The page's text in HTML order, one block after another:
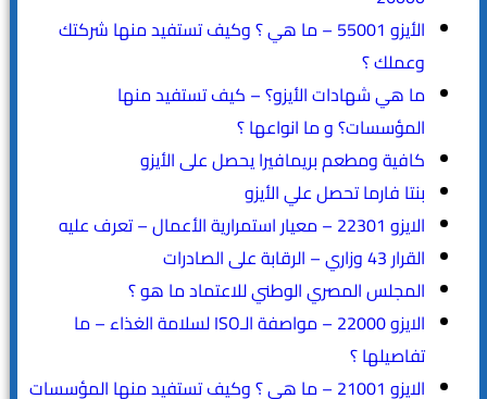
الأيزو 55001 – ما هي ؟ وكيف تستفيد منها شركتك
وعملك ؟
ما هي شهادات الأيزو؟ – كيف تستفيد منها
المؤسسات؟ و ما انواعها ؟
كافية ومطعم بريمافيرا يحصل على الأيزو
بنتا فارما تحصل علي الأيزو
الايزو 22301 – معيار استمرارية الأعمال – تعرف عليه
القرار 43 وزاري – الرقابة على الصادرات
المجلس المصري الوطني للاعتماد ما هو ؟
الايزو 22000 – مواصفة الـISO لسلامة الغذاء – ما
تفاصيلها ؟
الايزو 21001 – ما هي ؟ وكيف تستفيد منها المؤسسات